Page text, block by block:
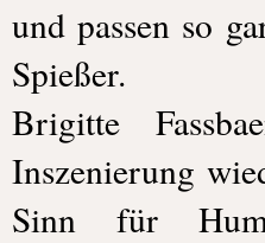
und passen so
Spießer.
Brigitte
Inszenierung
Sinn für